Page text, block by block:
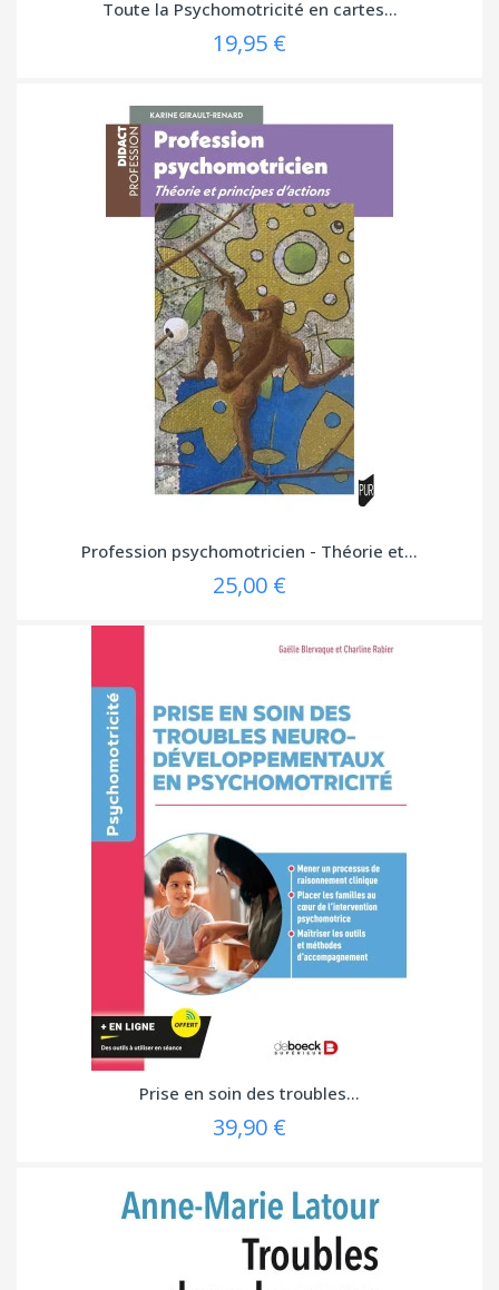
Toute la Psychomotricité en cartes...
19,95 €
Profession psychomotricien - Théorie et...
25,00 €
Prise en soin des troubles...
39,90 €